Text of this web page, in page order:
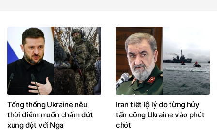
Tổng thống Ukraine nêu
thời điểm muốn chấm dứt
xung đột với Nga
Iran tiết lộ lý do từng hủy
tấn công Ukraine vào phút
chót